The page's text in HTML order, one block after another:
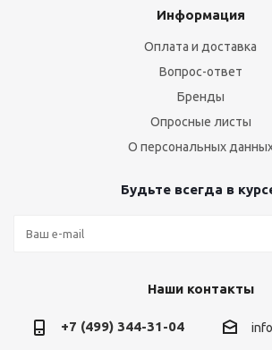
Информация
Оплата и доставка
Вопрос-ответ
Бренды
Опросные листы
О персональных
Будьте всегда в
Наши контакты
+7 (499) 344-31-04